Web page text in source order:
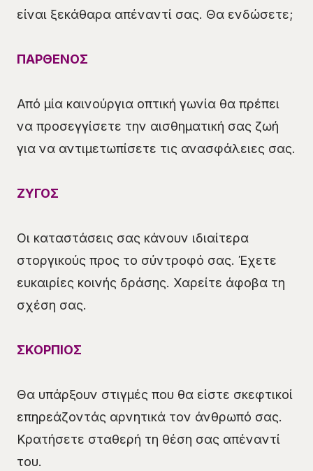
είναι ξεκάθαρα απέναντί σας. Θα ενδώσετε;
ΠΑΡΘΕΝΟΣ
Από μία καινούργια οπτική γωνία θα πρέπει
να προσεγγίσετε την αισθηματική σας ζωή
για να αντιμετωπίσετε τις ανασφάλειες σας.
ΖΥΓΟΣ
Οι καταστάσεις σας κάνουν ιδιαίτερα
στοργικούς προς το σύντροφό σας. Έχετε
ευκαιρίες κοινής δράσης. Χαρείτε άφοβα τη
σχέση σας.
ΣΚΟΡΠΙΟΣ
Θα υπάρξουν στιγμές που θα είστε σκεφτικοί
επηρεάζοντάς αρνητικά τον άνθρωπό σας.
Κρατήσετε σταθερή τη θέση σας απέναντί
του.